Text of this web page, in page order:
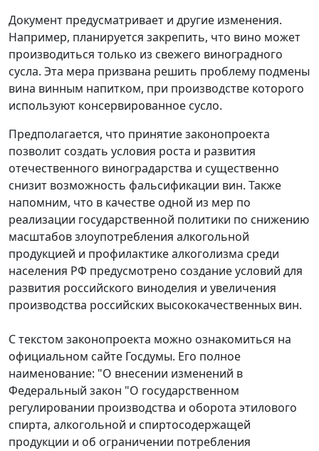
Документ предусматривает и другие изменения.
Например, планируется закрепить, что вино может
производиться только из свежего виноградного
сусла. Эта мера призвана решить проблему подмены
вина винным напитком, при производстве которого
используют консервированное сусло.
Предполагается, что принятие законопроекта
позволит создать условия роста и развития
отечественного виноградарства и существенно
снизит возможность фальсификации вин. Также
напомним, что в качестве одной из мер по
реализации государственной политики по снижению
масштабов злоупотребления алкогольной
продукцией и профилактике алкоголизма среди
населения РФ предусмотрено создание условий для
развития российского виноделия и увеличения
производства российских высококачественных вин.
С текстом законопроекта можно ознакомиться на
официальном сайте Госдумы. Его полное
наименование: "О внесении изменений в
Федеральный закон "О государственном
регулировании производства и оборота этилового
спирта, алкогольной и спиртосодержащей
продукции и об ограничении потребления